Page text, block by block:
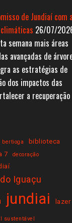
de Jundiaí com
26/07/
semana mais áreas
avançadas de
as estratégias de
dos impactos das
a recuperação
bertioga biblioteca
7 decoração
Iguaçu
jundiai lazer
sustentável